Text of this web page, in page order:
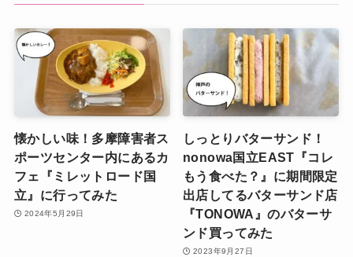
懐かしい味！多摩障害者ス
ポーツセンター内にあるカ
フェ『ミレットロード国
立』に行ってみた
2024年5月29日
しっとりバターサンド！
nonowa国立EAST『コレ
もう食べた？』に期間限定
出店してるバターサンド店
『TONOWA』のバターサ
ンド買ってみた
2023年9月27日